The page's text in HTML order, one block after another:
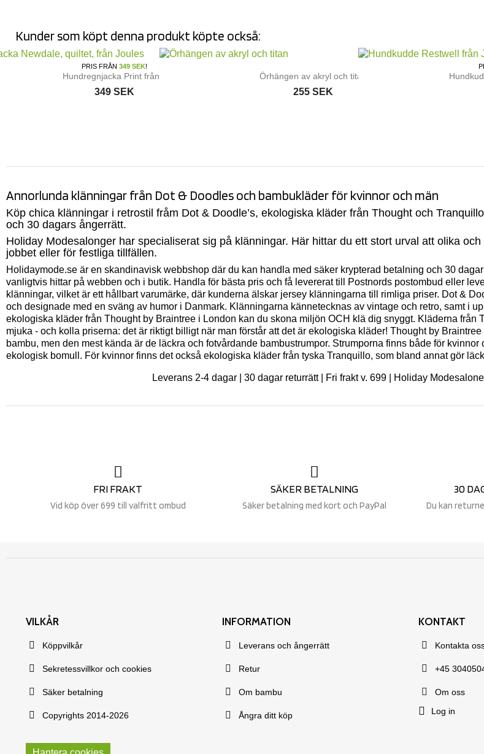
Kunder som köpt denna produkt köpte också:
Hundregnjacka Print från...
PRIS FRÅN349 SEK!
349 SEK
Örhängen av akryl och titan
255 SEK
Annorlunda klänningar från Dot & Doodles och bambukläder för kvinnor och män
Köp chica klänningar i retrostil fråm Dot & Doodle’s, ekologiska kläder från Thought och
och 30 dagars ångerrätt.
Holiday Modesalonger har specialiserat sig på klänningar. Här hittar du ett stort urval att olika
jobbet eller för festliga tillfällen.
Holidaymode.se är en skandinavisk webbshop där du kan handla med säker krypterad betalning och 30
vanligtvis hittar på webben och i butik. Handla för bästa pris och få levererat till Postnords postombud eller
klänningar, vilket är ett hållbart varumärke, där kunderna älskar jersey klänningarna till rimliga priser. Dot &
och designade med en sväng av humor i Danmark. Klänningarna kännetecknas av vintage och retro, samt i
ekologiska kläder från Thought by Braintree i London kan du skona miljön OCH klä dig snyggt. Kläderna
mjuka - och kolla priserna: det är riktigt billigt när man förstår att det är ekologiska kläder! Thought by
bambu, men den mest kända är de läckra och fotvårdande bambustrumpor. Strumporna finns både för
ekologisk bomull. För kvinnor finns det också ekologiska kläder från tyska Tranquillo, som bland annat gör
Leverans 2-4 dagar | 30 dagar returrätt | Fri frakt v. 699 | Holiday
FRI FRAKT
Vid köp över 699 till valfritt ombud
SÄKER BETALNING
Säker betalning med kort och PayPal
30
Du kan
VILKÅR
Köppvilkår
Sekretessvillkor och cookies
Säker betalning
Copyrights 2014-2026
INFORMATION
Leverans och ångerrätt
Retur
Om bambu
Ångra ditt köp
KONTAKT
Kontakta
+45
Om oss
Log in